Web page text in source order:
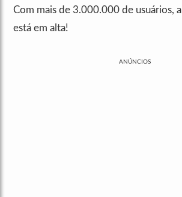
Com mais de 3.000.000 de usuários, a
está em alta!
ANÚNCIOS